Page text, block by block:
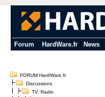
Forum HardWare.fr| News|
FORUM HardWare.fr
Discussions
TV, Radio